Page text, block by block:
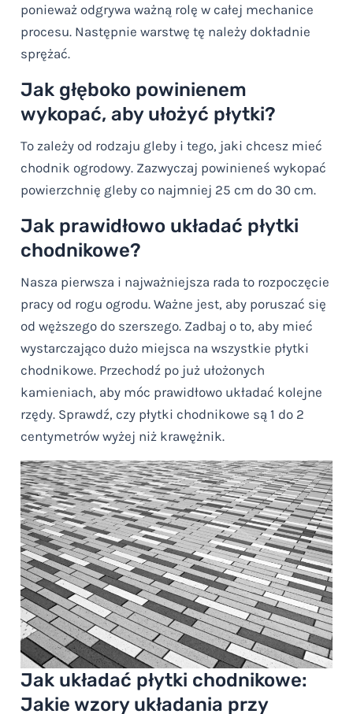
ponieważ odgrywa ważną rolę w całej mechanice
procesu. Następnie warstwę tę należy dokładnie
sprężać.
Jak głęboko powinienem
wykopać, aby ułożyć płytki?
To zależy od rodzaju gleby i tego, jaki chcesz mieć
chodnik ogrodowy. Zazwyczaj powinieneś wykopać
powierzchnię gleby co najmniej 25 cm do 30 cm.
Jak prawidłowo układać płytki
chodnikowe?
Nasza pierwsza i najważniejsza rada to rozpoczęcie
pracy od rogu ogrodu. Ważne jest, aby poruszać się
od węższego do szerszego. Zadbaj o to, aby mieć
wystarczająco dużo miejsca na wszystkie płytki
chodnikowe. Przechodź po już ułożonych
kamieniach, aby móc prawidłowo układać kolejne
rzędy. Sprawdź, czy płytki chodnikowe są 1 do 2
centymetrów wyżej niż krawężnik.
Jak układać płytki chodnikowe:
Jakie wzory układania przy